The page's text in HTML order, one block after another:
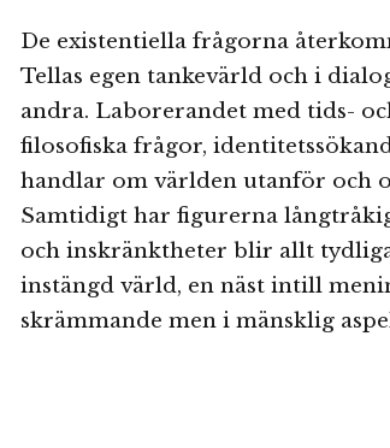
De existentiella frågorna
Tellas egen tankevärld och i
andra. Laborerandet med tids-
filosofiska frågor,
handlar om världen utanför och
Samtidigt har figurerna
och inskränktheter blir allt
instängd värld, en näst intill
skrämmande men i mänsklig